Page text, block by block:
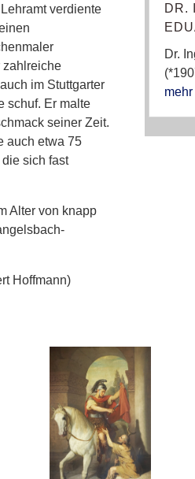
verdiente
zahlreiche
im Stuttgarter
schuf. Er malte
seiner Zeit.
auch etwa 75
sich fast
Alter von knapp
Hoffmann)
DR.
Dr.